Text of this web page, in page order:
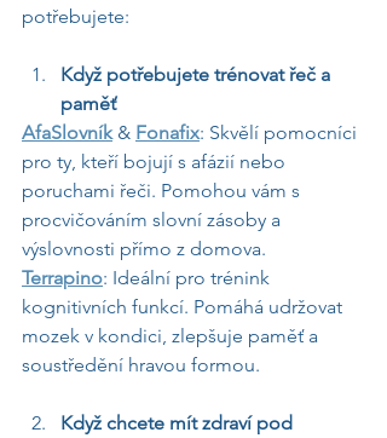
potřebujete:
Když potřebujete trénovat řeč a
paměť
AfaSlovník & Fonafix: Skvělí pomocníci
pro ty, kteří bojují s afázií nebo
poruchami řeči. Pomohou vám s
procvičováním slovní zásoby a
výslovnosti přímo z domova.
Terrapino: Ideální pro trénink
kognitivních funkcí. Pomáhá udržovat
mozek v kondici, zlepšuje paměť a
soustředění hravou formou.
Když chcete mít zdraví pod